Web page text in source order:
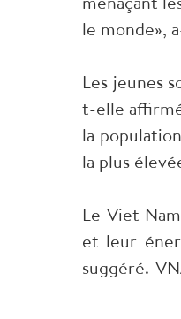
le monde»,
Les jeunes
t-elle
la
la plus
Le Viet
et leur
suggéré.-